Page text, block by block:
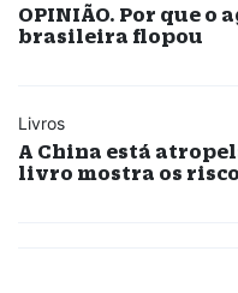
OPINIÃO. Por que
brasileira flopou
Livros
A China está
livro mostra os